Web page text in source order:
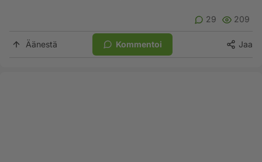
29 209
Äänestä Kommentoi Jaa